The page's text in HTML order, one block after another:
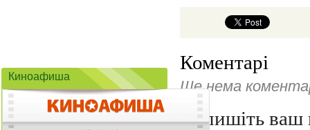
Коментарі
Ще нема
Напишіть ваш
Киноафиша